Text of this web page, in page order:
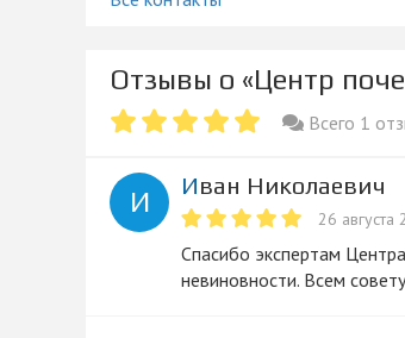
Отзывы о «Центр
Всего 1
И
Иван Николаевич
26 августа
Спасибо экспертам
невиновности. Всем